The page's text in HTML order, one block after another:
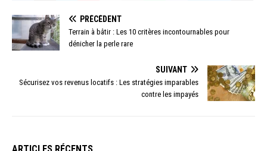
PRÉCÉDENT
Terrain à bâtir : Les 10 critères incontournables pour
dénicher la perle rare
SUIVANT
Sécurisez vos revenus locatifs : Les stratégies imparables
contre les impayés